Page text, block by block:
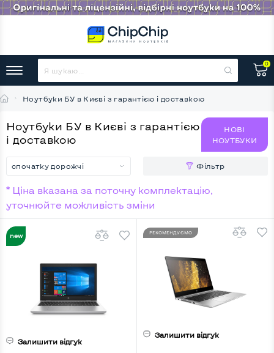
0
Ноутбуки БУ в Києві з гарантією і доставкою
Ноутбуки БУ в Києві з гарантією
і доставкою
НОВІ
НОУТБУКИ
спочатку дорожчі Фільтр
* Ціна вказана за поточну комплектацію,
уточнюйте можливість зміни
Залишити відгук
РЕКОМЕНДУЄМО
Залишити відгук